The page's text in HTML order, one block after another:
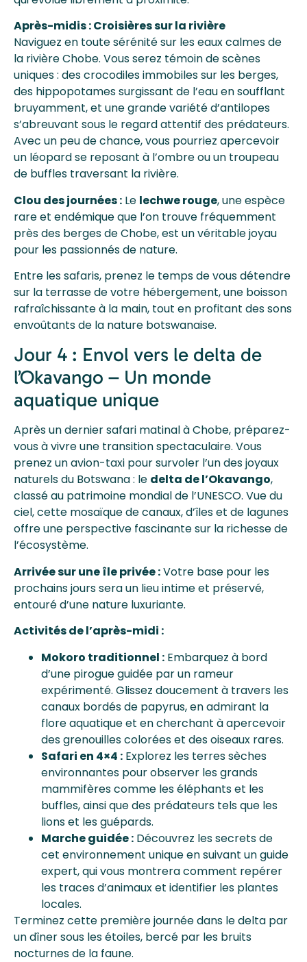
Après-midis : Croisières sur la rivière
Naviguez en toute sérénité sur les eaux calmes de
la rivière Chobe. Vous serez témoin de scènes
uniques : des crocodiles immobiles sur les berges,
des hippopotames surgissant de l’eau en soufflant
bruyamment, et une grande variété d’antilopes
s’abreuvant sous le regard attentif des prédateurs.
Avec un peu de chance, vous pourriez apercevoir
un léopard se reposant à l’ombre ou un troupeau
de buffles traversant la rivière.
Clou des journées : Le lechwe rouge, une espèce
rare et endémique que l’on trouve fréquemment
près des berges de Chobe, est un véritable joyau
pour les passionnés de nature.
Entre les safaris, prenez le temps de vous détendre
sur la terrasse de votre hébergement, une boisson
rafraîchissante à la main, tout en profitant des sons
envoûtants de la nature botswanaise.
Jour 4 : Envol vers le delta de
l’Okavango – Un monde
aquatique unique
Après un dernier safari matinal à Chobe, préparez-
vous à vivre une transition spectaculaire. Vous
prenez un avion-taxi pour survoler l’un des joyaux
naturels du Botswana : le delta de l’Okavango,
classé au patrimoine mondial de l’UNESCO. Vue du
ciel, cette mosaïque de canaux, d’îles et de lagunes
offre une perspective fascinante sur la richesse de
l’écosystème.
Arrivée sur une île privée :Votre base pour les
prochains jours sera un lieu intime et préservé,
entouré d’une nature luxuriante.
Activités de l’après-midi :
Mokoro traditionnel : Embarquez à bord
d’une pirogue guidée par un rameur
expérimenté. Glissez doucement à travers les
canaux bordés de papyrus, en admirant la
flore aquatique et en cherchant à apercevoir
des grenouilles colorées et des oiseaux rares.
Safari en 4×4 : Explorez les terres sèches
environnantes pour observer les grands
mammifères comme les éléphants et les
buffles, ainsi que des prédateurs tels que les
lions et les guépards.
Marche guidée : Découvrez les secrets de
cet environnement unique en suivant un guide
expert, qui vous montrera comment repérer
les traces d’animaux et identifier les plantes
locales.
Terminez cette première journée dans le delta par
un dîner sous les étoiles, bercé par les bruits
nocturnes de la faune.